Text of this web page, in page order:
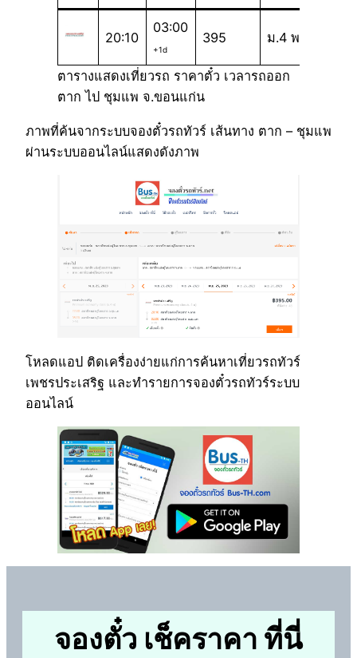
20:10
03:00
+1d
395 ม.4 พ
ตารางแสดงเที่ยวรถ ราคาตั๋ว เวลารถออก
ตาก ไป ชุมแพ จ.ขอนแก่น
ภาพที่ค้นจากระบบจองตั๋วรถทัวร์ เส้นทาง ตาก – ชุมแพ
ผ่านระบบออนไลน์แสดงดังภาพ
โหลดแอป ติดเครื่องง่ายแก่การค้นหาเที่ยวรถทัวร์
เพชรประเสริฐ และทำรายการจองตั๋วรถทัวร์ระบบ
ออนไลน์
จองตั๋ว เช็คราคา ที่นี่